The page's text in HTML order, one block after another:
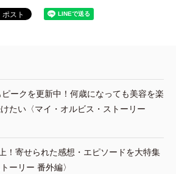
ークを更新中！何歳になっても美容を楽
たい〈マイ・オルビス・ストーリー
！寄せられた感想・エピソードを大特集
ーリー 番外編〉